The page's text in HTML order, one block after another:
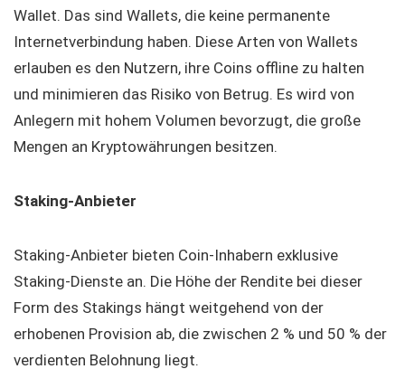
Wallet. Das sind Wallets, die keine permanente
Internetverbindung haben. Diese Arten von Wallets
erlauben es den Nutzern, ihre Coins offline zu halten
und minimieren das Risiko von Betrug. Es wird von
Anlegern mit hohem Volumen bevorzugt, die große
Mengen an Kryptowährungen besitzen.
Staking-Anbieter
Staking-Anbieter bieten Coin-Inhabern exklusive
Staking-Dienste an. Die Höhe der Rendite bei dieser
Form des Stakings hängt weitgehend von der
erhobenen Provision ab, die zwischen 2 % und 50 % der
verdienten Belohnung liegt.